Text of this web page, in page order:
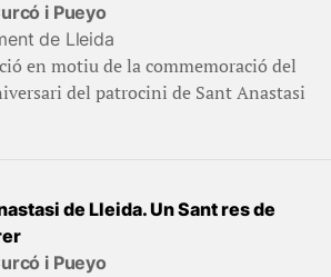
i Pueyo
de Lleida
en motiu de la commemoració del
del patrocini de Sant Anastasi
de Lleida. Un Sant res de
i Pueyo